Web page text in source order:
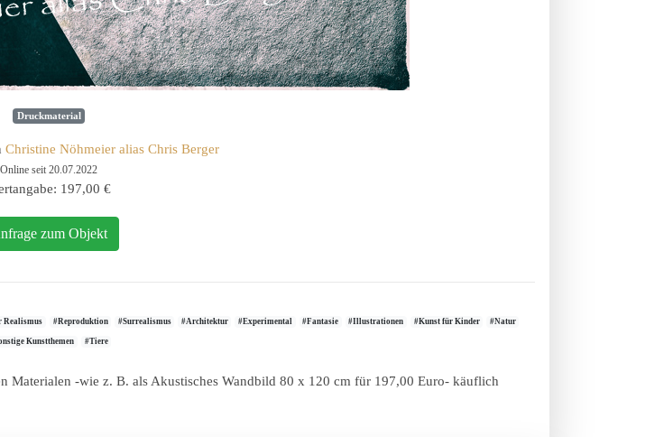
Druckmaterial
Christine Nöhmeier alias Chris Berger
Online seit 20.07.2022
197,00 €
zum Objekt
Realismus #Reproduktion #Surrealismus #Architektur #Experimental #Fantasie #Illustrationen #Kunst für Kinder #Natur
Kunstthemen #Tiere
Materialen -wie z. B. als Akustisches Wandbild 80 x 120 cm für 197,00 Euro- käuflich